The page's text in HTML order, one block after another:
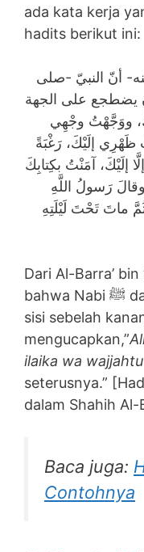
ada kata kerja
hadits berikut ini:
أنّ النبيّ -صلى
يضطجع على الجهة
ووَجَّهْتُ وجْهِي
ظَهْرِي إلَيْكَ، رَغْبَةً
إلَيْكَ، آمَنْتُ بكِتابِكَ
رَسولُ اللَّهِ
ماتَ تَحْتَ لَيْلَتِهِ
Dari Al-Barra’ bin
bahwa Nabi ﷺ dahulu setelah berbaring pada
sisi sebelah
mengucapkan,”
ilaika wa
seterusnya.”
dalam Shahih
Baca juga:
Contohnya